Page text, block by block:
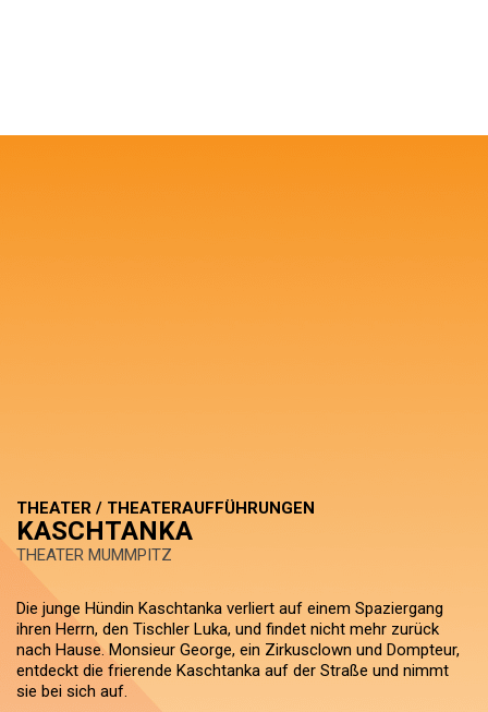
THEATER / THEATERAUFFÜHRUNGEN
KASCHTANKA
THEATER MUMMPITZ
Die junge Hündin Kaschtanka verliert auf einem Spaziergang
ihren Herrn, den Tischler Luka, und findet nicht mehr zurück
nach Hause. Monsieur George, ein Zirkusclown und Dompteur,
entdeckt die frierende Kaschtanka auf der Straße und nimmt
sie bei sich auf.